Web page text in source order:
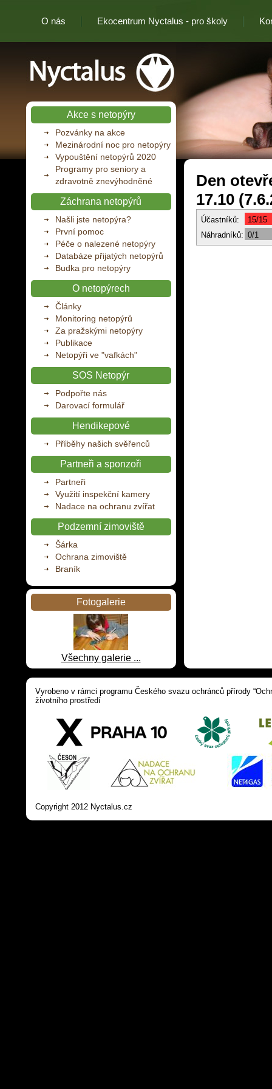
O nás Ekocentrum Nyctalus - pro školy
Akce s netopýry
Pozvánky na akce
Mezinárodní noc pro netopýry
Vypouštění netopýrů 2020
Programy pro seniory a
zdravotně znevýhodněné
Záchrana netopýrů
Našli jste netopýra?
První pomoc
Péče o nalezené netopýry
Databáze přijatých netopýrů
Budka pro netopýry
O netopýrech
Články
Monitoring netopýrů
Za pražskými netopýry
Publikace
Netopýři ve "vafkách"
SOS Netopýr
Podpořte nás
Darovací formulář
Hendikepové
Příběhy našich svěřenců
Partneři a sponzoři
Partneři
Využití inspekční kamery
Nadace na ochranu zvířat
Podzemní zimoviště
Šárka
Ochrana zimoviště
Braník
Fotogalerie
Všechny galerie ...
Den
17.10
Účastníků:
15/15
Náhradníků: 0/1
Vyrobeno v rámci programu Českého svazu ochránců přírody
životního prostředí
Copyright 2012 Nyctalus.cz